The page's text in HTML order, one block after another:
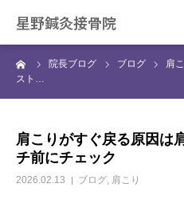
星野鍼灸接骨院
院長ブログ ブログ
肩
スト…
肩こりがすぐ戻る原因は
チ前にチェック
2026.02.13 ブログ, 肩こり
ホーム
症状別の治療について